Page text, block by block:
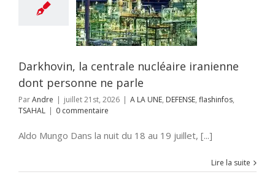
ne
Darkhovin, la centrale nucléaire iranienne
dont personne ne parle
ParAndre | juillet 21st, 2026 | A LA UNE, DEFENSE, flashinfos,
TSAHAL | 0 commentaire
Aldo Mungo Dans la nuit du 18 au 19 juillet, [...]
Lire la suite